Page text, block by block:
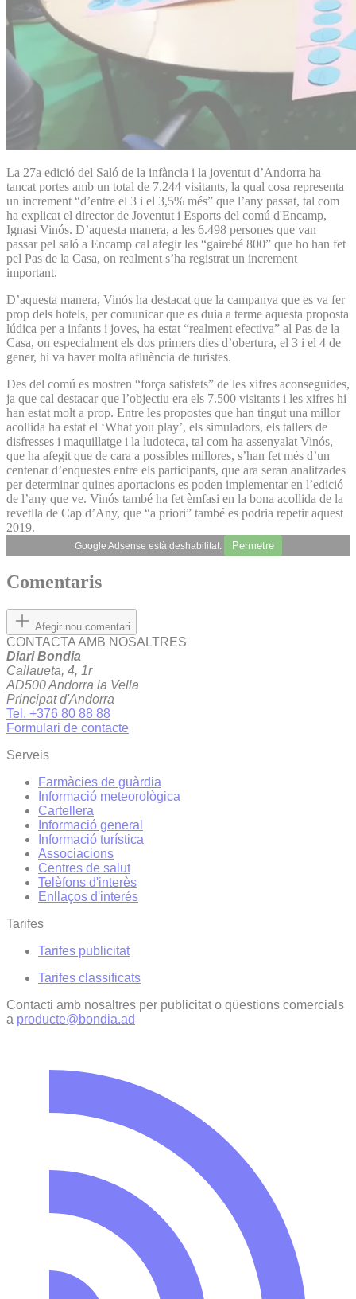
La 27a edició del Saló de la infància i la joventut d’Andorra ha
tancat portes amb un total de 7.244 visitants, la qual cosa representa
un increment “d’entre el 3 i el 3,5% més” que l’any passat, tal com
ha explicat el director de Joventut i Esports del comú d'Encamp,
Ignasi Vinós. D’aquesta manera, a les 6.498 persones que van
passar pel saló a Encamp cal afegir les “gairebé 800” que ho han fet
pel Pas de la Casa, on realment s’ha registrat un increment
important.
D’aquesta manera, Vinós ha destacat que la campanya que es va fer
prop dels hotels, per comunicar que es duia a terme aquesta proposta
lúdica per a infants i joves, ha estat “realment efectiva” al Pas de la
Casa, on especialment els dos primers dies d’obertura, el 3 i el 4 de
gener, hi va haver molta afluència de turistes.
Des del comú es mostren “força satisfets” de les xifres aconseguides,
ja que cal destacar que l’objectiu era els 7.500 visitants i les xifres hi
han estat molt a prop. Entre les propostes que han tingut una millor
acollida ha estat el ‘What you play’, els simuladors, els tallers de
disfresses i maquillatge i la ludoteca, tal com ha assenyalat Vinós,
que ha afegit que de cara a possibles millores, s’han fet més d’un
centenar d’enquestes entre els participants, que ara seran analitzades
per determinar quines aportacions es poden implementar en l’edició
de l’any que ve. Vinós també ha fet èmfasi en la bona acollida de la
revetlla de Cap d’Any, que “a priori” també es podria repetir aquest
2019.
Google Adsense està deshabilitat. Permetre
Comentaris
Afegir nou comentari
CONTACTA AMB NOSALTRES
Diari Bondia
Callaueta, 4, 1r
AD500 Andorra la Vella
Principat d'Andorra
Tel. +376 80 88 88
Formulari de contacte
Serveis
Farmàcies de guàrdia
Informació meteorològica
Cartellera
Informació general
Informació turística
Associacions
Centres de salut
Telèfons d'interès
Enllaços d'interés
Tarifes
Tarifes publicitat
Tarifes classificats
Contacti amb nosaltres per publicitat o qüestions comercials
a producte@bondia.ad